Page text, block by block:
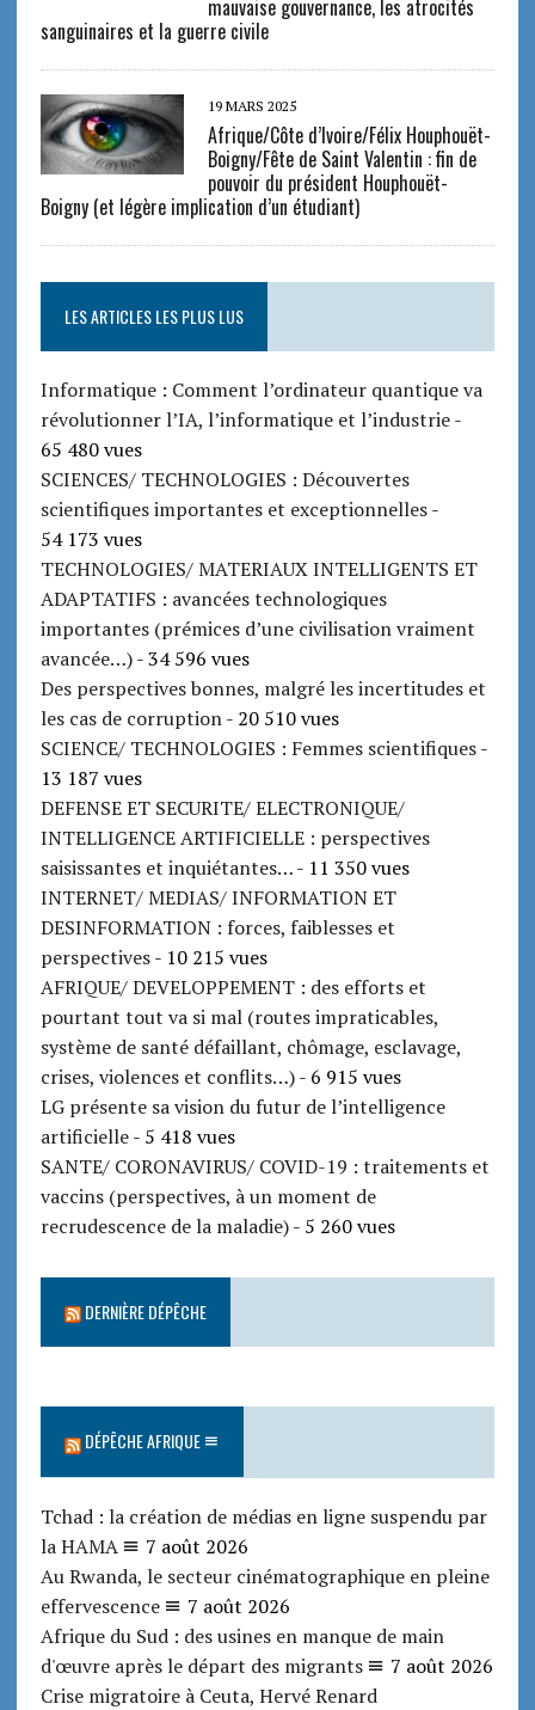
mauvaise gouvernance, les atrocités
sanguinaires et la guerre civile
19 MARS 2025
Afrique/Côte d’Ivoire/Félix Houphouët-
Boigny/Fête de Saint Valentin : fin de
pouvoir du président Houphouët-
Boigny (et légère implication d’un étudiant)
LES ARTICLES LES PLUS LUS
Informatique : Comment l’ordinateur quantique va
révolutionner l’IA, l’informatique et l’industrie-
65 480 vues
SCIENCES/ TECHNOLOGIES : Découvertes
scientifiques importantes et exceptionnelles-
54 173 vues
TECHNOLOGIES/ MATERIAUX INTELLIGENTS ET
ADAPTATIFS : avancées technologiques
importantes (prémices d’une civilisation vraiment
avancée…)- 34 596 vues
Des perspectives bonnes, malgré les incertitudes et
les cas de corruption- 20 510 vues
SCIENCE/ TECHNOLOGIES : Femmes scientifiques-
13 187 vues
DEFENSE ET SECURITE/ ELECTRONIQUE/
INTELLIGENCE ARTIFICIELLE : perspectives
saisissantes et inquiétantes…- 11 350 vues
INTERNET/ MEDIAS/ INFORMATION ET
DESINFORMATION : forces, faiblesses et
perspectives- 10 215 vues
AFRIQUE/ DEVELOPPEMENT : des efforts et
pourtant tout va si mal (routes impraticables,
système de santé défaillant, chômage, esclavage,
crises, violences et conflits…)- 6 915 vues
LG présente sa vision du futur de l’intelligence
artificielle- 5 418 vues
SANTE/ CORONAVIRUS/ COVID-19 : traitements et
vaccins (perspectives, à un moment de
recrudescence de la maladie)- 5 260 vues
DERNIÈRE DÉPÊCHE
DÉPÊCHE AFRIQUE
Tchad : la création de médias en ligne suspendu par
la HAMA
7 août 2026
Au Rwanda, le secteur cinématographique en pleine
effervescence
7 août 2026
Afrique du Sud : des usines en manque de main
d'œuvre après le départ des migrants
7 août 2026
Crise migratoire à Ceuta, Hervé Renard